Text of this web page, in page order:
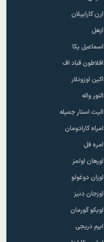
ارن کاراییلان
ازهل
اسماعیل یکا
افلاطون قباد اف
اکین اوزونلار
النور واله
الیت استار جمیله
امراه کارادومان
امره فل
اورهان اولمز
اوزان دوغولو
اوزجان دنیز
اویکو گورمان
ایرم دریجی